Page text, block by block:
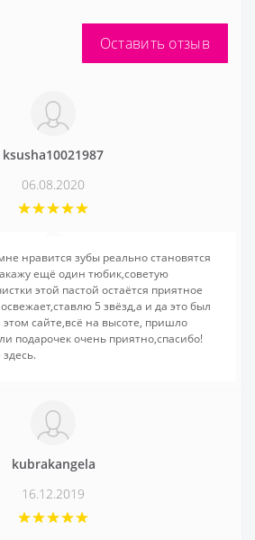
Оставить отзыв
ksusha10021987
06.08.2020
нравится зубы реально становятся
ещё один тюбик,советую
этой пастой остаётся приятное
5 звёзд,а и да это был
сайте,всё на высоте, пришло
подарочек очень приятно,спасибо!
kubrakangela
16.12.2019